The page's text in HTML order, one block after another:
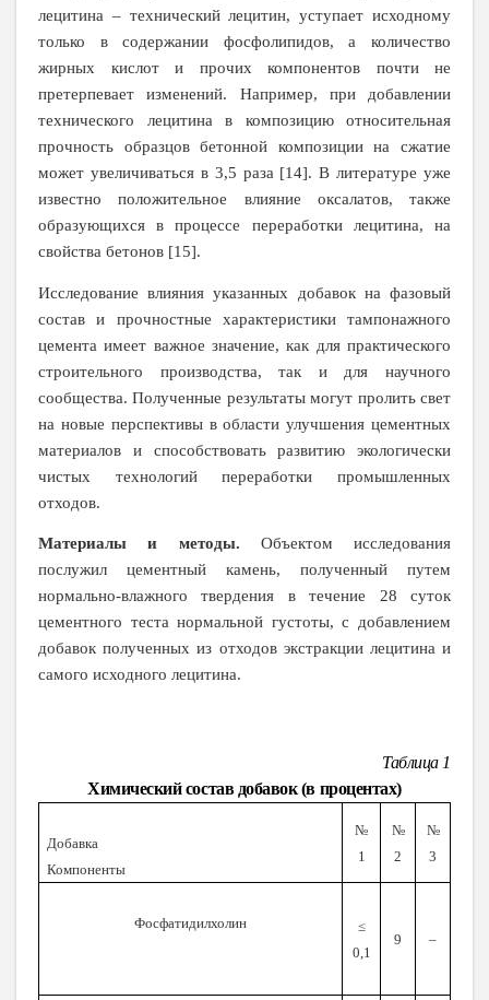
лецитина – технический лецитин, уступает исходному
только в содержании фосфолипидов, а количество
жирных кислот и прочих компонентов почти не
претерпевает изменений. Например, при добавлении
технического лецитина в композицию относительная
прочность образцов бетонной композиции на сжатие
может увеличиваться в 3,5 раза [14]. В литературе уже
известно положительное влияние оксалатов, также
образующихся в процессе переработки лецитина, на
свойства бетонов [15].
Исследование влияния указанных добавок на фазовый
состав и прочностные характеристики тампонажного
цемента имеет важное значение, как для практического
строительного производства, так и для научного
сообщества. Полученные результаты могут пролить свет
на новые перспективы в области улучшения цементных
материалов и способствовать развитию экологически
чистых технологий переработки промышленных
отходов.
Материалы и методы. Объектом исследования
послужил цементный камень, полученный путем
нормально-влажного твердения в течение 28 суток
цементного теста нормальной густоты, с добавлением
добавок полученных из отходов экстракции лецитина и
самого исходного лецитина.
Таблица 1
Химический состав добавок (в процентах)
Добавка
Компоненты
№
1
№
2
№
3
Фосфатидилхолин
≤
0,1
9 –